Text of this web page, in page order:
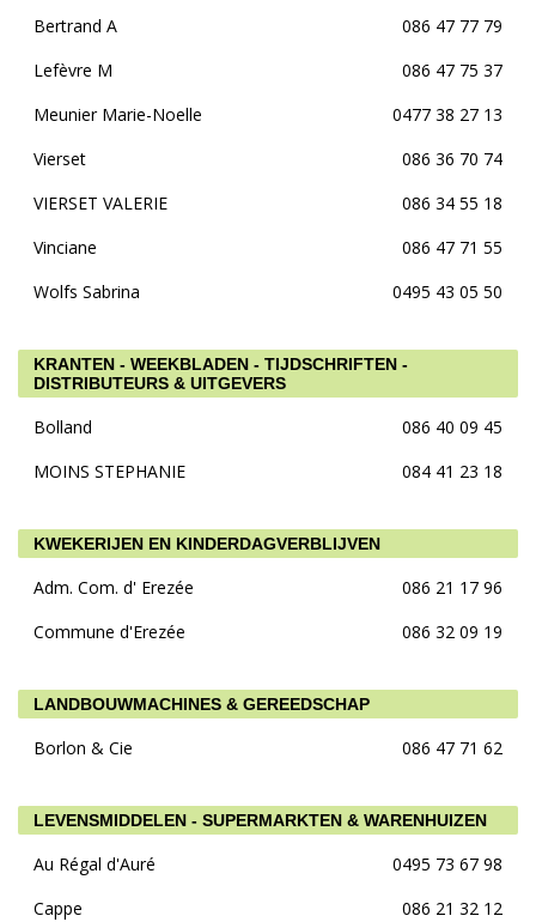
Bertrand A
086 47 77 79
Lefèvre M
086 47 75 37
Meunier Marie-Noelle
0477 38 27 13
Vierset
086 36 70 74
VIERSET VALERIE
086 34 55 18
Vinciane
086 47 71 55
Wolfs Sabrina
0495 43 05 50
KRANTEN - WEEKBLADEN - TIJDSCHRIFTEN -
DISTRIBUTEURS & UITGEVERS
Bolland
086 40 09 45
MOINS STEPHANIE
084 41 23 18
KWEKERIJEN EN KINDERDAGVERBLIJVEN
Adm. Com. d' Erezée
086 21 17 96
Commune d'Erezée
086 32 09 19
LANDBOUWMACHINES & GEREEDSCHAP
Borlon & Cie 086 47 71 62
LEVENSMIDDELEN - SUPERMARKTEN & WARENHUIZEN
Au Régal d'Auré
0495 73 67 98
Cappe
086 21 32 12